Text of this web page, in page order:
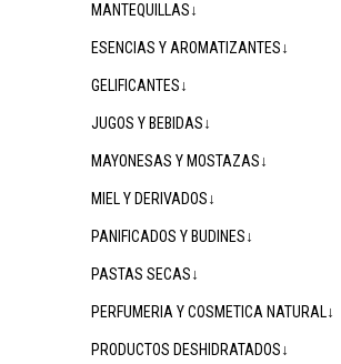
MANTEQUILLAS↓
ESENCIAS Y AROMATIZANTES↓
GELIFICANTES↓
JUGOS Y BEBIDAS↓
MAYONESAS Y MOSTAZAS↓
MIEL Y DERIVADOS↓
PANIFICADOS Y BUDINES↓
PASTAS SECAS↓
PERFUMERIA Y COSMETICA NATURAL↓
PRODUCTOS DESHIDRATADOS↓